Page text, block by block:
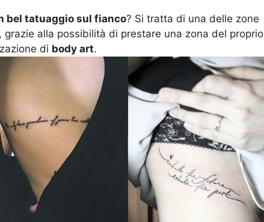
bel tatuaggio sul fianco? Si tratta di una delle zone
alla possibilità di prestare una zona del proprio
di body art.